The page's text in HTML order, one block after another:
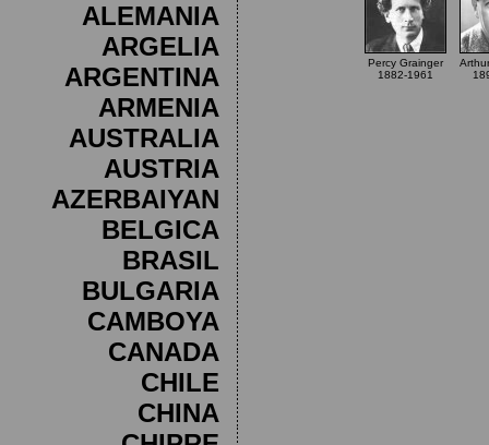
ALEMANIA
ARGELIA
ARGENTINA
ARMENIA
AUSTRALIA
AUSTRIA
AZERBAIYAN
BELGICA
BRASIL
BULGARIA
CAMBOYA
CANADA
CHILE
CHINA
Percy Grainger
1882-1961